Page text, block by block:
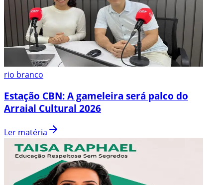
rio branco
Estação CBN: A gameleira será palco do
Arraial Cultural 2026
Ler matéria